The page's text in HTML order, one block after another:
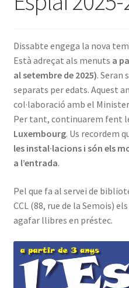
FES-TE SOCI
INICIA SESSIÓ
Dissabte engega la nova
Està adreçat als menuts a
al setembre de 2025). Seran
separats per edats. Aquest
col·laboració amb el
Per tant, continuarem fent
Luxembourg. Us recordem
les instal·lacions i són els
a l’entrada.
Pel que fa al servei de
CCL (88, rue de la Semois) els
agafar llibres en préstec.